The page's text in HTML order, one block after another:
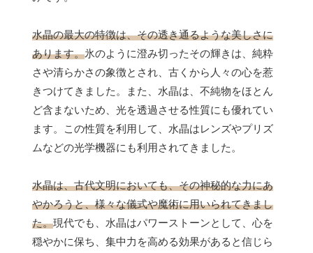
水晶の最大の特徴は、その透き通るような美しさに
あります。氷のように澄み切ったその輝きは、純粋
さや清らかさの象徴とされ、古くから人々の心を惹
きつけてきました。また、水晶は、不純物をほとん
ど含まないため、光を透過させる性質にも優れてい
ます。この性質を利用して、水晶はレンズやプリズ
ムなどの光学機器にも利用されてきました。
水晶は、古代文明においても、その神秘的な力にあ
やかろうと、様々な儀式や魔術に用いられてきまし
た。現代でも、水晶はパワーストーンとして、心を
穏やかに保ち、集中力を高める効果があると信じら